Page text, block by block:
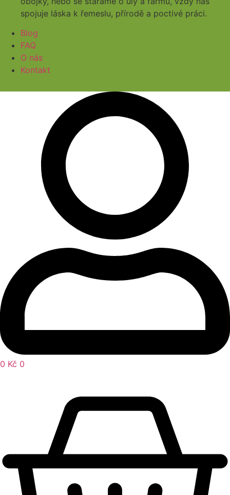
spojuje láska k řemeslu, přírodě a poctivé práci.
Blog
FAQ
O nás
Kontakt
0 Kč 0